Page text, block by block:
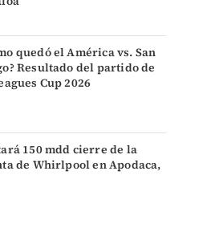
quedó el América vs. San
Resultado del partido de
Cup 2026
150 mdd cierre de la
de Whirlpool en Apodaca,